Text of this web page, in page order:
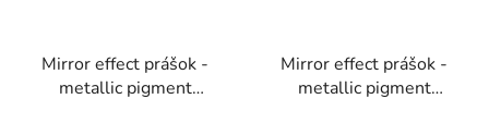
Mirror effect prášok -
metallic pigment
Mirror effect prášok -
metallic pigment